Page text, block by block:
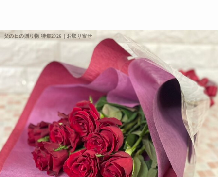
父の日の贈り物 特集2026｜お取り寄せ